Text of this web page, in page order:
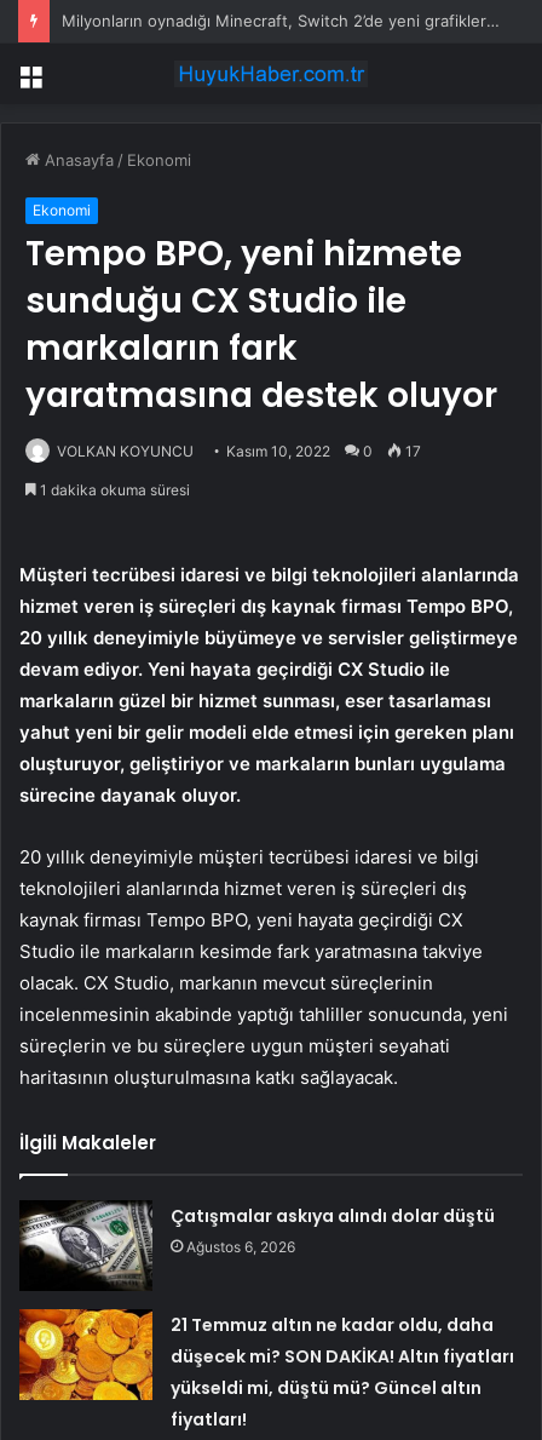
Milyonların oynadığı Minecraft, Switch 2’de yeni grafiklerle geliyor
Menü
Anasayfa / Ekonomi
Ekonomi
Tempo BPO, yeni hizmete
sunduğu CX Studio ile
markaların fark
yaratmasına destek oluyor
VOLKAN KOYUNCU Kasım 10, 2022 0 17
1 dakika okuma süresi
Müşteri tecrübesi idaresi ve bilgi teknolojileri alanlarında
hizmet veren iş süreçleri dış kaynak firması Tempo BPO,
20 yıllık deneyimiyle büyümeye ve servisler geliştirmeye
devam ediyor. Yeni hayata geçirdiği CX Studio ile
markaların güzel bir hizmet sunması, eser tasarlaması
yahut yeni bir gelir modeli elde etmesi için gereken planı
oluşturuyor, geliştiriyor ve markaların bunları uygulama
sürecine dayanak oluyor.
20 yıllık deneyimiyle müşteri tecrübesi idaresi ve bilgi
teknolojileri alanlarında hizmet veren iş süreçleri dış
kaynak firması Tempo BPO, yeni hayata geçirdiği CX
Studio ile markaların kesimde fark yaratmasına takviye
olacak. CX Studio, markanın mevcut süreçlerinin
incelenmesinin akabinde yaptığı tahliller sonucunda, yeni
süreçlerin ve bu süreçlere uygun müşteri seyahati
haritasının oluşturulmasına katkı sağlayacak.
İlgili Makaleler
Çatışmalar askıya alındı dolar düştü
Ağustos 6, 2026
21 Temmuz altın ne kadar oldu, daha
düşecek mi? SON DAKİKA! Altın fiyatları
yükseldi mi, düştü mü? Güncel altın
fiyatları!